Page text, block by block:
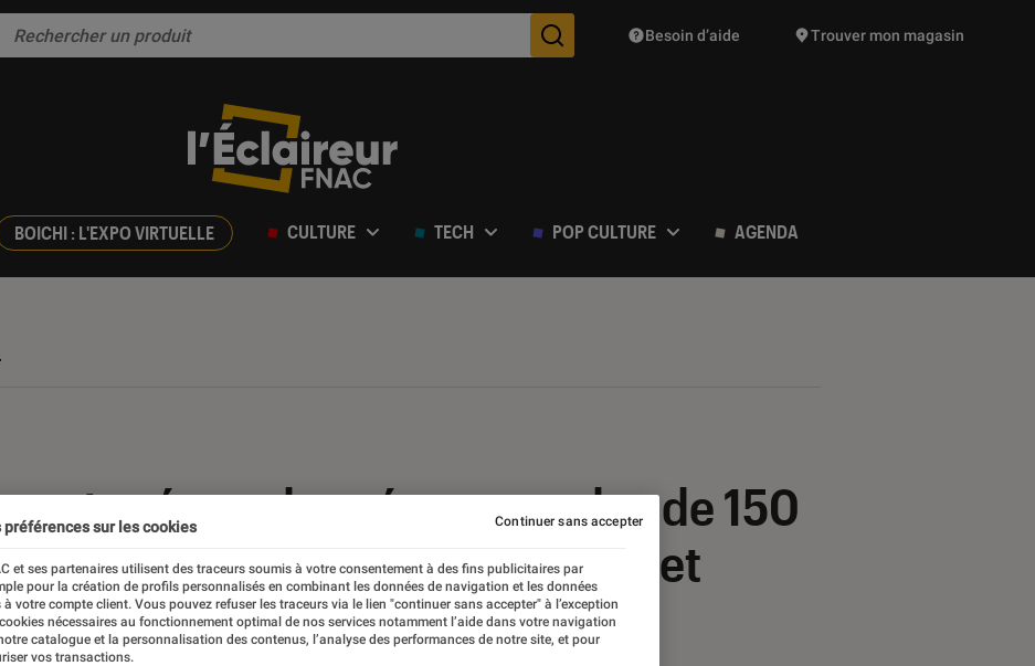
Des suggestions de produits vont vous être proposées
Besoin d’aide Trouver mon magasin
BOICHI : L'EXPO VIRTUELLE CULTURE TECH POP CULTURE AGENDA
partagé vos données avec plus de 150
Netflix, Spotify, Microsoft et
préférences sur les cookies
et ses partenaires utilisent des traceurs soumis à votre consentement à des fins publicitaires par
pour la création de profils personnalisés en combinant les données de navigation et les données
à votre compte client. Vous pouvez refuser les traceurs via le lien "continuer sans accepter" à l’exception
nécessaires au fonctionnement optimal de nos services notamment l’aide dans votre navigation
catalogue et la personnalisation des contenus, l’analyse des performances de notre site, et pour
vos transactions.
Continuer sans accepter